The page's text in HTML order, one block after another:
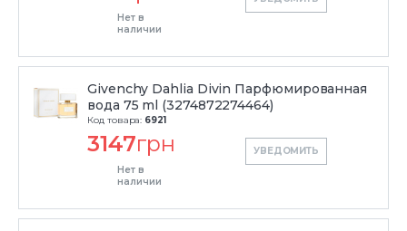
Нет в
наличии
Givenchy Dahlia Divin Парфюмированная
вода 75 ml (3274872274464)
Код товара: 6921
3147грн
Нет в
наличии
УВЕДОМИТЬ